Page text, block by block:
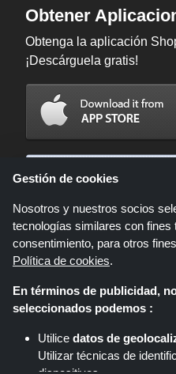
Obtener
Obtenga la aplicación
¡Descárguela gratis!
Shoppingspout.com/es es un sitio
cupones; Estas ofertas u ofertas
cuando usted realiza una
Shoppingspout.com/es gana
Gestión de cookies
Nosotros y nuestros socios
tecnologías similares con fines
consentimiento, para otros
Política de cookies.
En términos de publicidad,
seleccionados podemos :
Utilice datos de
Utilizar técnicas de